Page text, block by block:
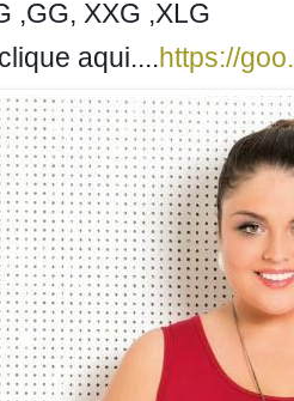
,GG, XXG ,XLG
aqui....https://